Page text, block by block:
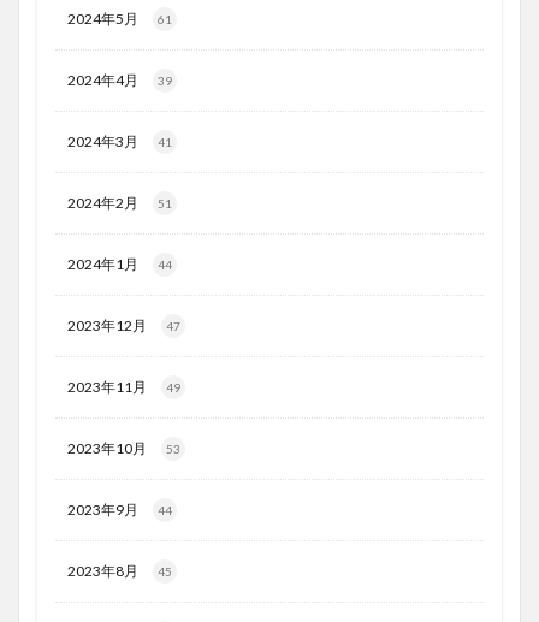
2024年5月 61
2024年4月 39
2024年3月 41
2024年2月 51
2024年1月 44
2023年12月 47
2023年11月 49
2023年10月 53
2023年9月 44
2023年8月 45